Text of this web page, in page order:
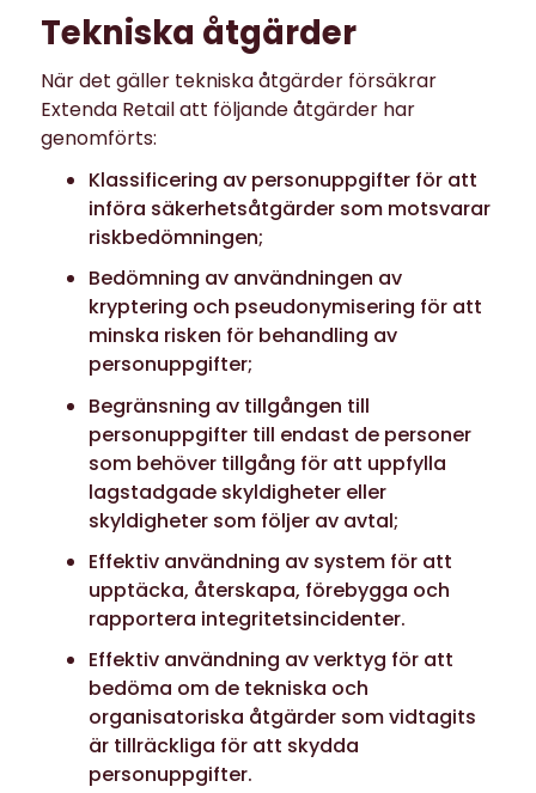
Tekniska åtgärder
När det gäller tekniska åtgärder försäkrar
Extenda Retail att följande åtgärder har
genomförts:
Klassificering av personuppgifter för att
införa säkerhetsåtgärder som motsvarar
riskbedömningen;
Bedömning av användningen av
kryptering och pseudonymisering för att
minska risken för behandling av
personuppgifter;
Begränsning av tillgången till
personuppgifter till endast de personer
som behöver tillgång för att uppfylla
lagstadgade skyldigheter eller
skyldigheter som följer av avtal;
Effektiv användning av system för att
upptäcka, återskapa, förebygga och
rapportera integritetsincidenter.
Effektiv användning av verktyg för att
bedöma om de tekniska och
organisatoriska åtgärder som vidtagits
är tillräckliga för att skydda
personuppgifter.